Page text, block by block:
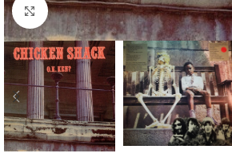
Click to enlarge